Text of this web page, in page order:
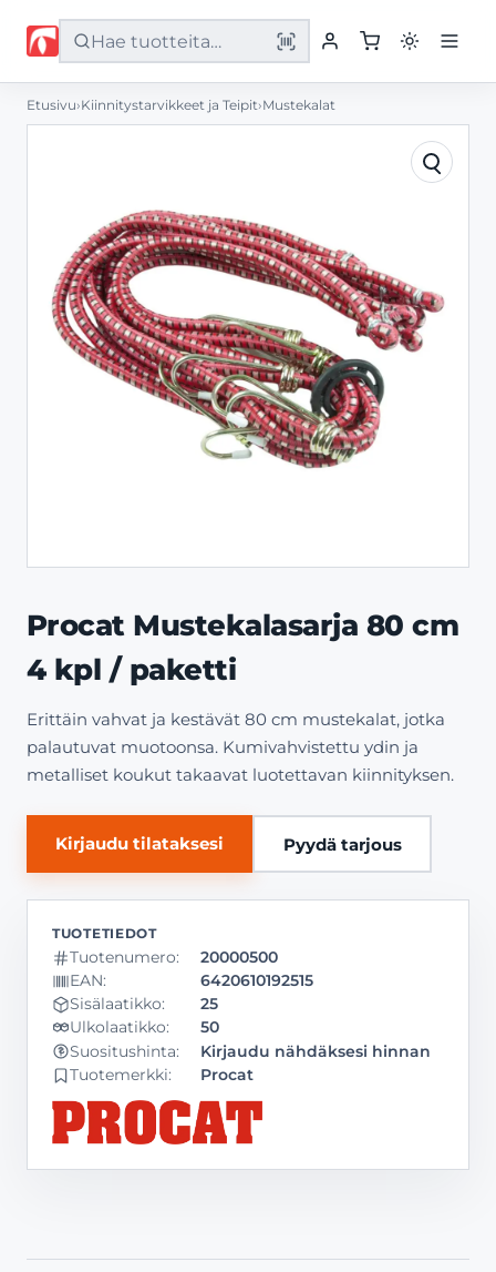
Etusivu
Palvelut
Yritys
Yhteystiedot
Etusivu›Kiinnitystarvikkeet ja Teipit›Mustekalat
Procat Mustekalasarja 80 cm
4 kpl / paketti
Erittäin vahvat ja kestävät 80 cm mustekalat, jotka
palautuvat muotoonsa. Kumivahvistettu ydin ja
metalliset koukut takaavat luotettavan kiinnityksen.
Kirjaudu tilataksesi Pyydä tarjous
Tuotenumero:
20000500
EAN:
6420610192515
Sisälaatikko:
25
Ulkolaatikko:
50
Suositushinta:
Kirjaudu nähdäksesi hinnan
Tuotemerkki: Procat